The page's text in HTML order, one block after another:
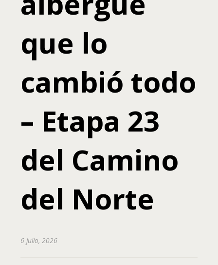
que lo
cambió todo
– Etapa 23
del Camino
del Norte
6 julio, 2026